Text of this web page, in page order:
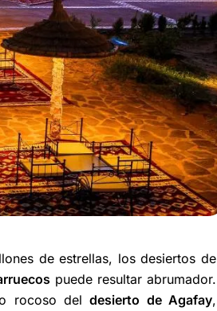
de estrellas, los desiertos de
puede resultar abrumador.
rocoso deldesierto de Agafay,